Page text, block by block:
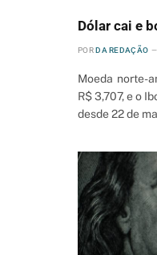
Dólar cai e
POR DA REDAÇÃO
Moeda norte-
R$ 3,707, e o
desde 22 de